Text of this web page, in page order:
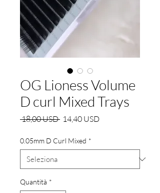
OG Lioness Volume
D curl Mixed Trays
18,00 USD Prezzo
14,40 USDPrezzo
0.05mm D Curl Mixed *
Quantità *